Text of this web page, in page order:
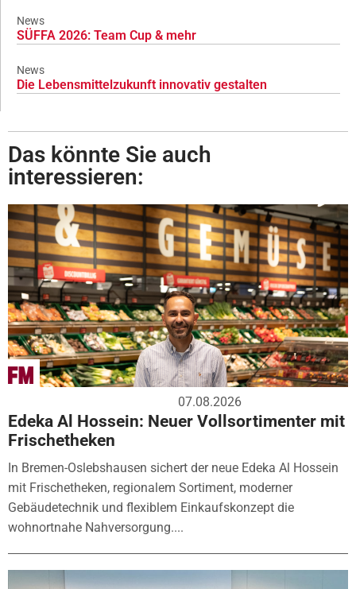
News
SÜFFA 2026: Team Cup & mehr
News
Die Lebensmittelzukunft innovativ gestalten
Das könnte Sie auch
interessieren:
07.08.2026
Edeka Al Hossein: Neuer Vollsortimenter mit
Frischetheken
In Bremen-Oslebshausen sichert der neue Edeka Al Hossein
mit Frischetheken, regionalem Sortiment, moderner
Gebäudetechnik und flexiblem Einkaufskonzept die
wohnortnahe Nahversorgung....